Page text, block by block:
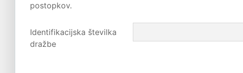
postopkov.
Identifikacijska številka
dražbe